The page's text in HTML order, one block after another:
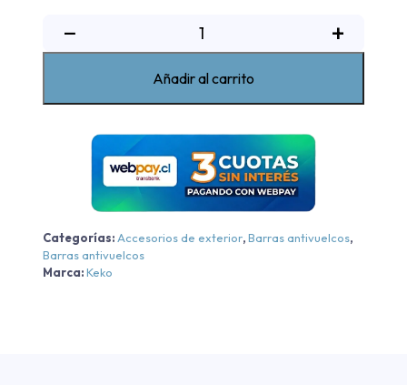
−
Ranger
2023-
2024
cantidad
+
Añadir al carrito
Categorías:Accesorios de exterior,Barras antivuelcos,
Barras antivuelcos
Marca:Keko